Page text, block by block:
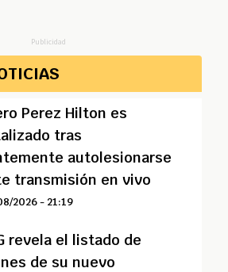
Publicidad
Perez Hilton es
tras
autolesionarse
transmisión en vivo
2026 - 21:19
revela el listado de
de su nuevo